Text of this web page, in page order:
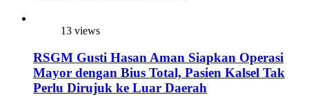
13 views
RSGM Gusti Hasan Aman Siapkan Operasi
Mayor dengan Bius Total, Pasien Kalsel Tak
Perlu Dirujuk ke Luar Daerah